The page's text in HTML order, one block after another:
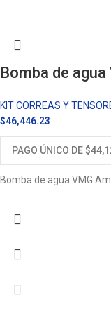
Bomba de
KIT CORREAS Y
$46,446.23
Bomba de agua VMG